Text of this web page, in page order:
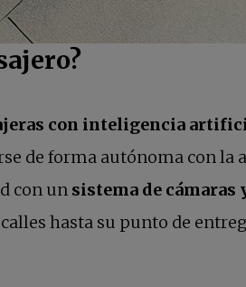
con inteligencia
de forma autónoma con
con un sistema de cámaras
hasta su punto de